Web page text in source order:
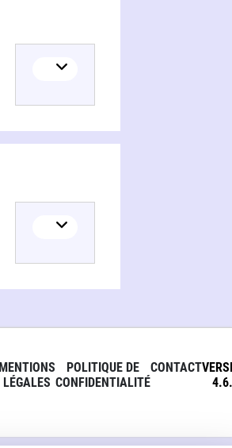
MENTIONS
LÉGALES
POLITIQUE DE
CONFIDENTIALITÉ
CONTACT